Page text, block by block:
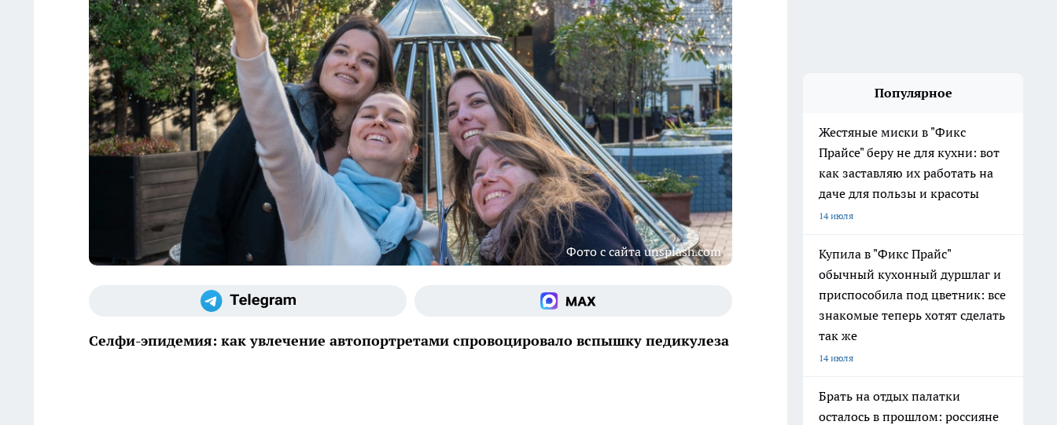
Фото с сайта unsplash.com
Селфи-эпидемия: как увлечение автопортретами спровоцировало вспышку педикулеза
Популярное
Жестяные миски в "Фикс
Прайсе" беру не для кухни: вот
как заставляю их работать на
даче для пользы и красоты
14 июля
Купила в "Фикс Прайс"
обычный кухонный дуршлаг и
приспособила под цветник: все
знакомые теперь хотят сделать
так же
14 июля
Брать на отдых палатки
осталось в прошлом: россияне